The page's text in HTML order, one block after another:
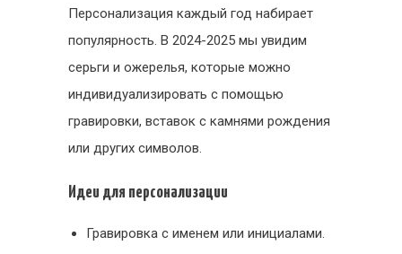
Персонализация каждый год набирает
популярность. В 2024-2025 мы увидим
серьги и ожерелья, которые можно
индивидуализировать с помощью
гравировки, вставок с камнями рождения
или других символов.
Идеи для персонализации
Гравировка с именем или инициалами.